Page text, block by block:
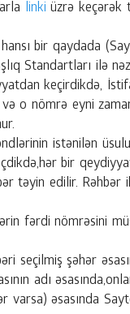
linki üzrə keçərək
bir qaydada
Standartları ilə
keçirdikdə,
o nömrə eyni
istənilən
bir
təyin edilir. Rəhbər
fərdi nömrəsini
seçilmiş şəhər
adı
varsa) əsasında